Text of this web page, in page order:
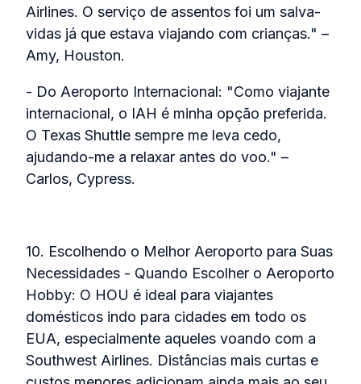
Airlines. O serviço de assentos foi um salva-
vidas já que estava viajando com crianças." –
Amy, Houston.
- Do Aeroporto Internacional: "Como viajante
internacional, o IAH é minha opção preferida.
O Texas Shuttle sempre me leva cedo,
ajudando-me a relaxar antes do voo." –
Carlos, Cypress.
10. Escolhendo o Melhor Aeroporto para Suas
Necessidades - Quando Escolher o Aeroporto
Hobby: O HOU é ideal para viajantes
domésticos indo para cidades em todo os
EUA, especialmente aqueles voando com a
Southwest Airlines. Distâncias mais curtas e